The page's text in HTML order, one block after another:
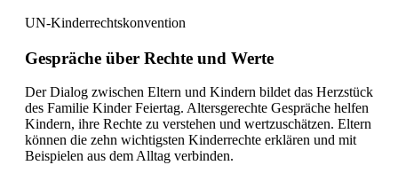
UN-Kinderrechtskonvention
Gespräche über Rechte und Werte
Der Dialog zwischen Eltern und Kindern bildet das Herzstück
des Familie Kinder Feiertag. Altersgerechte Gespräche helfen
Kindern, ihre Rechte zu verstehen und wertzuschätzen. Eltern
können die zehn wichtigsten Kinderrechte erklären und mit
Beispielen aus dem Alltag verbinden.